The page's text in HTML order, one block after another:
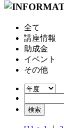
全て
講座情報
助成金
イベント
その他